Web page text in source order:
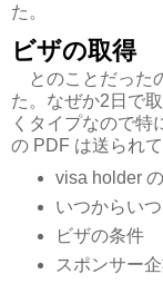
た。
ビザの取得
とのことだった
た。なぜか2日で
くタイプなので特
の PDF は送られ
visa holder
いつからい
ビザの条件
スポンサー